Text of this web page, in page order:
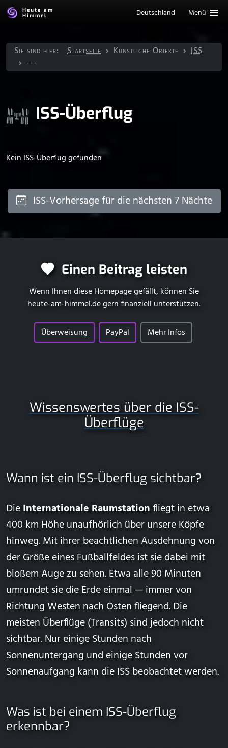
Heute am
Himmel
Deutschland Menü
Sie sind hier: Startseite Künstliche Objekte
ISS
---
ISS-Überflug
Kein ISS-Überflug gefunden
ISS-Vorhersage für die nächsten 7 Nächte
Einen Beitrag leisten
Wenn Ihnen diese Homepage gefällt, können Sie
heute-am-himmel.degern finanziell unterstützen.
Überweisung PayPal Mehr Infos
Wissenswertes über die ISS-
Überflüge
Wann ist ein ISS-Überflug sichtbar?
DieInternationale Raumstationfliegt in etwa
400 km Höhe unaufhörlich über unsere Köpfe
hinweg. Mit ihrer beachtlichen Ausdehnung von
der Größe eines Fußballfeldes ist sie dabei mit
bloßem Auge zu sehen. Etwa alle 90 Minuten
umrundet sie die Erde einmal — immer von
Richtung Westen nach Osten fliegend. Die
meisten Überflüge (Transits) sind jedoch nicht
sichtbar. Nur einige Stunden nach
Sonnenuntergang und einige Stunden vor
Sonnenaufgang kann die ISS beobachtet werden.
Was ist bei einem ISS-Überflug
erkennbar?